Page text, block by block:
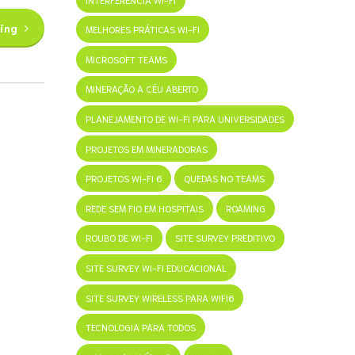
MELHORES PRÁTICAS WI-FI
MICROSOFT TEAMS
MINERAÇÃO A CÉU ABERTO
PLANEJAMENTO DE WI-FI PARA UNIVERSIDADES
PROJETOS EM MINERADORAS
PROJETOS WI-FI 6 QUEDAS NO TEAMS
REDE SEM FIO EM HOSPITAIS ROAMING
ROUBO DE WI-FI SITE SURVEY PREDITIVO
SITE SURVEY WI-FI EDUCACIONAL
SITE SURVEY WIRELESS PARA WIFI6
TECNOLOGIA PARA TODOS